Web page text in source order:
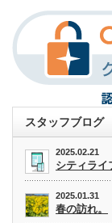
スタッフブログ
2025.02.21
シティラ
2025.01.31
春の訪れ。